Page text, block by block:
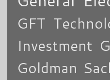
GFT
Investment
Goldman